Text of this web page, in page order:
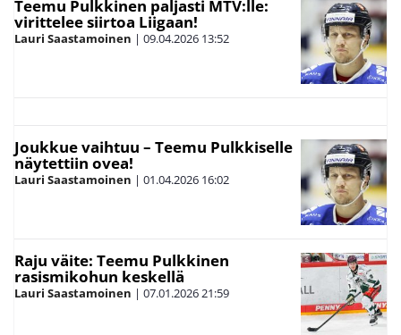
Teemu Pulkkinen paljasti MTV:lle:
virittelee siirtoa Liigaan!
Lauri Saastamoinen | 09.04.2026 13:52
Joukkue vaihtuu – Teemu Pulkkiselle
näytettiin ovea!
Lauri Saastamoinen | 01.04.2026 16:02
Raju väite: Teemu Pulkkinen
rasismikohun keskellä
Lauri Saastamoinen | 07.01.202621:59